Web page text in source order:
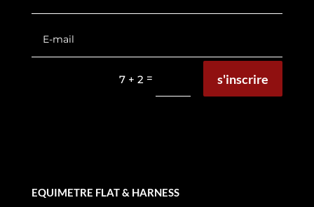
7 + 2 = s'inscrire
EQUIMETRE FLAT & HARNESS